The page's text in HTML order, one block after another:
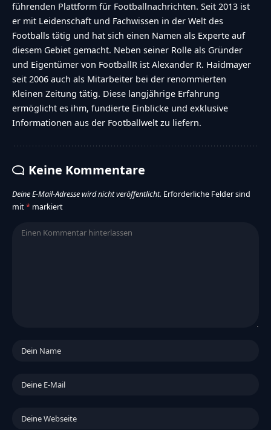
führenden Plattform für Footballnachrichten. Seit 2013 ist
er mit Leidenschaft und Fachwissen in der Welt des
Footballs tätig und hat sich einen Namen als Experte auf
diesem Gebiet gemacht. Neben seiner Rolle als Gründer
und Eigentümer von FootballR ist Alexander R. Haidmayer
seit 2006 auch als Mitarbeiter bei der renommierten
Kleinen Zeitung tätig. Diese langjährige Erfahrung
ermöglicht es ihm, fundierte Einblicke und exklusive
Informationen aus der Footballwelt zu liefern.
Keine Kommentare
Deine E-Mail-Adresse wird nicht veröffentlicht. Erforderliche Felder sind
mit* markiert